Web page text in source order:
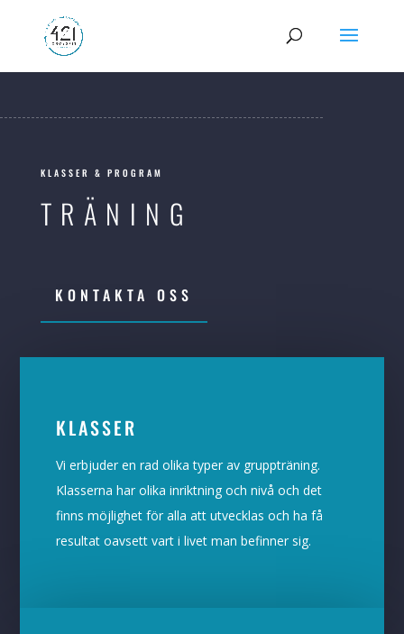
KLASSER & PROGRAM
TRÄNING
KONTAKTA OSS
KLASSER
Vi erbjuder en rad olika typer av gruppträning.
Klasserna har olika inriktning och nivå och det
finns möjlighet för alla att utvecklas och ha få
resultat oavsett vart i livet man befinner sig.